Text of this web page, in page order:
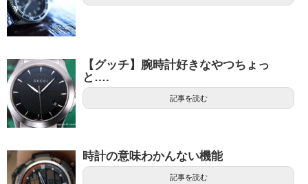
【グッチ】腕時計好きなやつちょっ
と….
記事を読む
時計の意味わかんない機能
記事を読む